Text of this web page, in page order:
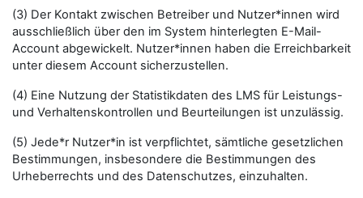
(3) Der Kontakt zwischen Betreiber und Nutzer*innen wird
ausschließlich über den im System hinterlegten E-Mail-
Account abgewickelt. Nutzer*innen haben die Erreichbarkeit
unter diesem Account sicherzustellen.
(4) Eine Nutzung der Statistikdaten des LMS für Leistungs-
und Verhaltenskontrollen und Beurteilungen ist unzulässig.
(5) Jede*r Nutzer*in ist verpflichtet, sämtliche gesetzlichen
Bestimmungen, insbesondere die Bestimmungen des
Urheberrechts und des Datenschutzes, einzuhalten.